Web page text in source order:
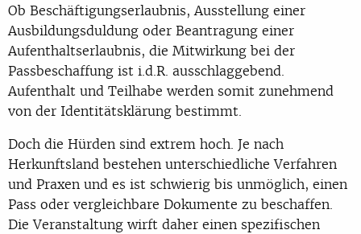
Ob Beschäftigungserlaubnis, Ausstellung einer
Ausbildungsduldung oder Beantragung einer
Aufenthaltserlaubnis, die Mitwirkung bei der
Passbeschaffung ist i.d.R. ausschlaggebend.
Aufenthalt und Teilhabe werden somit zunehmend
von der Identitätsklärung bestimmt.
Doch die Hürden sind extrem hoch. Je nach
Herkunftsland bestehen unterschiedliche Verfahren
und Praxen und es ist schwierig bis unmöglich, einen
Pass oder vergleichbare Dokumente zu beschaffen.
Die Veranstaltung wirft daher einen spezifischen